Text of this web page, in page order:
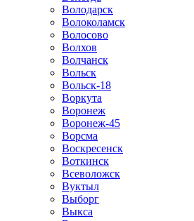
Володарск
Волоколамск
Волосово
Волхов
Волчанск
Вольск
Вольск-18
Воркута
Воронеж
Воронеж-45
Ворсма
Воскресенск
Воткинск
Всеволожск
Вуктыл
Выборг
Выкса